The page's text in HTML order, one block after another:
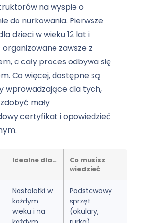
na wyspie o
do nurkowania. Pierwsze
dzieci w wieku 12 lat i
zawsze z
a cały proces odbywa się
Co więcej, dostępne są
wprowadzające dla tych,
mały
certyfikat i opowiedzieć
Idealne dla…
Co musisz
wiedzieć
Nastolatki w
każdym
wieku i na
Podstawowy
sprzęt
(okulary,